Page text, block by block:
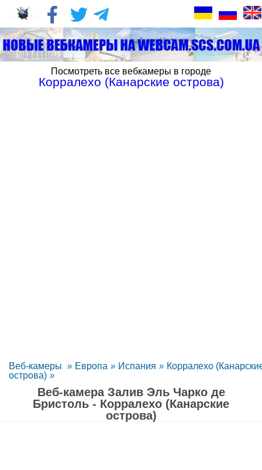
Посмотреть все вебкамеры в городе
Корралехо (Канарские острова)
Веб-камеры » Европа » Испания » Корралехо
острова) »
Веб-камера Залив Эль Чарко де
Бристоль - Корралехо (Канарские
острова)